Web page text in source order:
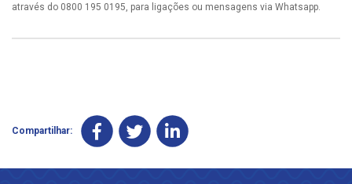
através do 0800 195 0195, para ligações ou mensagens via Whatsapp.
Compartilhar: